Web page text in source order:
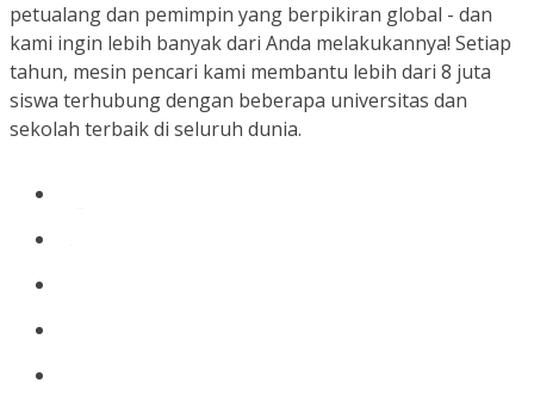
petualang dan pemimpin yang berpikiran global - dan
kami ingin lebih banyak dari Anda melakukannya! Setiap
tahun, mesin pencari kami membantu lebih dari 8 juta
siswa terhubung dengan beberapa universitas dan
sekolah terbaik di seluruh dunia.